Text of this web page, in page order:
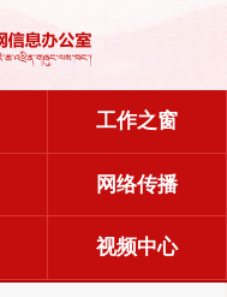
工作之窗
网络传播
视频中心